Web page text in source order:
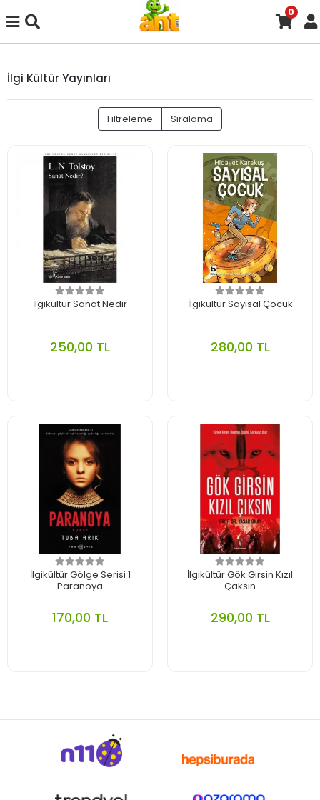
0
İlgi Kültür Yayınları
Filtreleme Sıralama
İlgikültür Sanat Nedir
250,00 TL
İlgikültür Sayısal Çocuk
280,00 TL
İlgikültür Gölge Serisi 1
Paranoya
170,00 TL
İlgikültür Gök Girsin Kızıl
Çaksın
290,00 TL